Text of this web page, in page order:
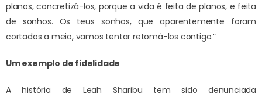
planos, concretizá-los, porque a vida é feita de planos, e feita
de sonhos. Os teus sonhos, que aparentemente foram
cortados a meio, vamos tentar retomá-los contigo.”
Um exemplo de fidelidade
A história de Leah Sharibu tem sido denunciada